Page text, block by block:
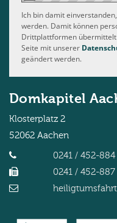
Ich bin damit
werden. Damit können
Drittplattformen
Seite mit unserer
geändert werden.
Domkapitel
Klosterplatz 2
52062 Aachen
0241 / 452-884
0241 / 452-887